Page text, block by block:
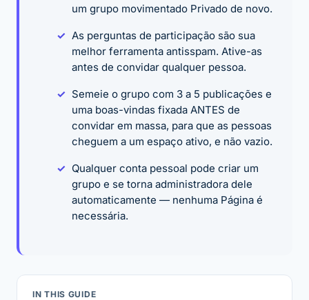
um grupo movimentado Privado de novo.
As perguntas de participação são sua
melhor ferramenta antisspam. Ative-as
antes de convidar qualquer pessoa.
Semeie o grupo com 3 a 5 publicações e
uma boas-vindas fixada ANTES de
convidar em massa, para que as pessoas
cheguem a um espaço ativo, e não vazio.
Qualquer conta pessoal pode criar um
grupo e se torna administradora dele
automaticamente — nenhuma Página é
necessária.
IN THIS GUIDE